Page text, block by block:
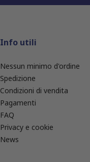
Info utili
Nessun minimo d'ordine
Spedizione
Condizioni di vendita
Pagamenti
FAQ
Privacy e cookie
News